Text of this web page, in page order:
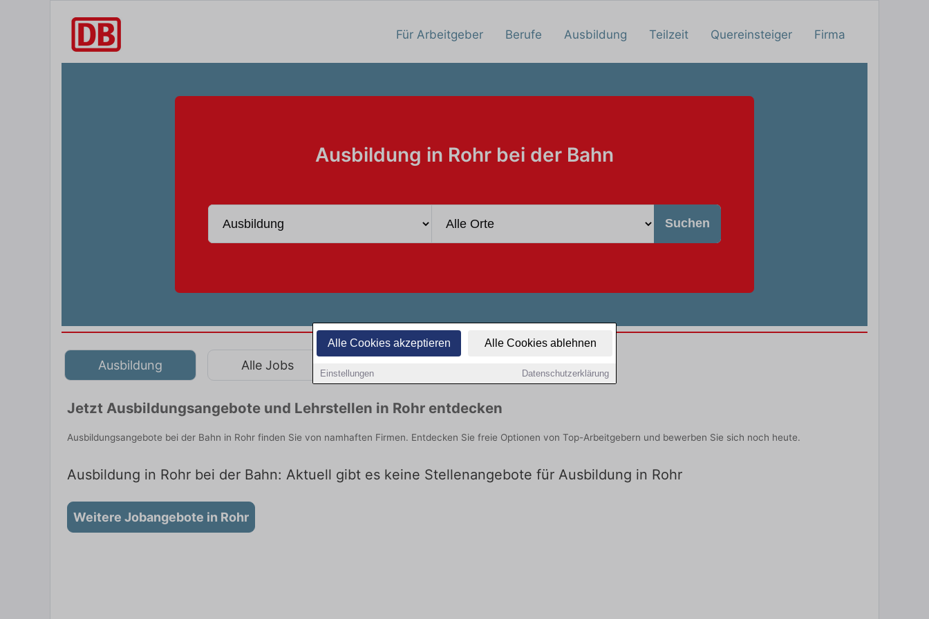
Alle Cookies akzeptieren Alle Cookies ablehnen
Einstellungen Datenschutzerklärung
Für Arbeitgeber Berufe Ausbildung Teilzeit Quereinsteiger Firma
Ausbildung in Rohr bei der Bahn
Suchen
Ausbildung Alle Jobs
Jetzt Ausbildungsangebote und Lehrstellen in Rohr entdecken
Ausbildungsangebote bei der Bahn in Rohr finden Sie von namhaften Firmen. Entdecken Sie freie Optionen von Top-Arbeitgebern und bewerben Sie sich noch heute.
Ausbildung in Rohr bei der Bahn: Aktuell gibt es keine Stellenangebote für Ausbildung in Rohr
Weitere Jobangebote in Rohr